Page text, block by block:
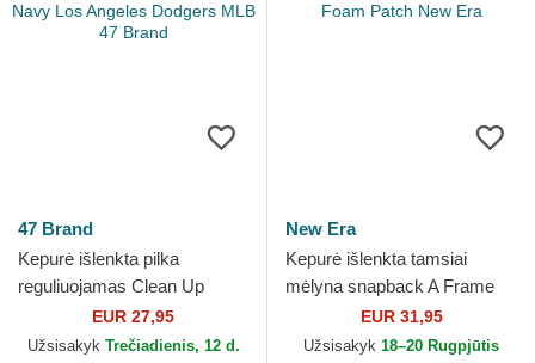
47 Brand
Kepurė išlenkta pilka
reguliuojamas Clean Up
Vintage Navy Los Angeles
Dodgers MLB 47 Brand
EUR 27,95
Užsisakyk Trečiadienis, 12 d.
New Era
Kepurė išlenkta tamsiai
mėlyna snapback A Frame
Oval Foam Patch New Era
EUR 31,95
Užsisakyk 18–20 Rugpjūtis